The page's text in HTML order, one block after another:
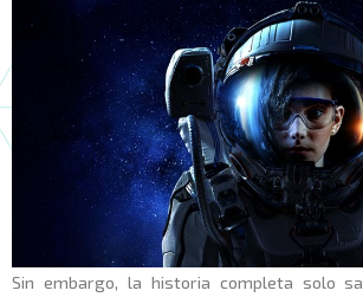
Sin embargo, la historia completa solo